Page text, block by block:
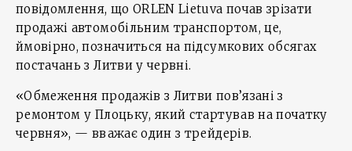
повідомлення, що ORLEN Lietuva почав зрізати
продажі автомобільним транспортом, це,
ймовірно, позначиться на підсумкових обсягах
постачань з Литви у червні.
«Обмеження продажів з Литви пов’язані з
ремонтом у Плоцьку, який стартував на початку
червня», — вважає один з трейдерів.